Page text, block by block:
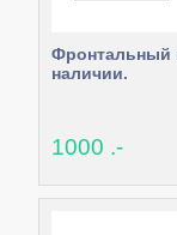
Фронтальный
наличии.
1000 .-